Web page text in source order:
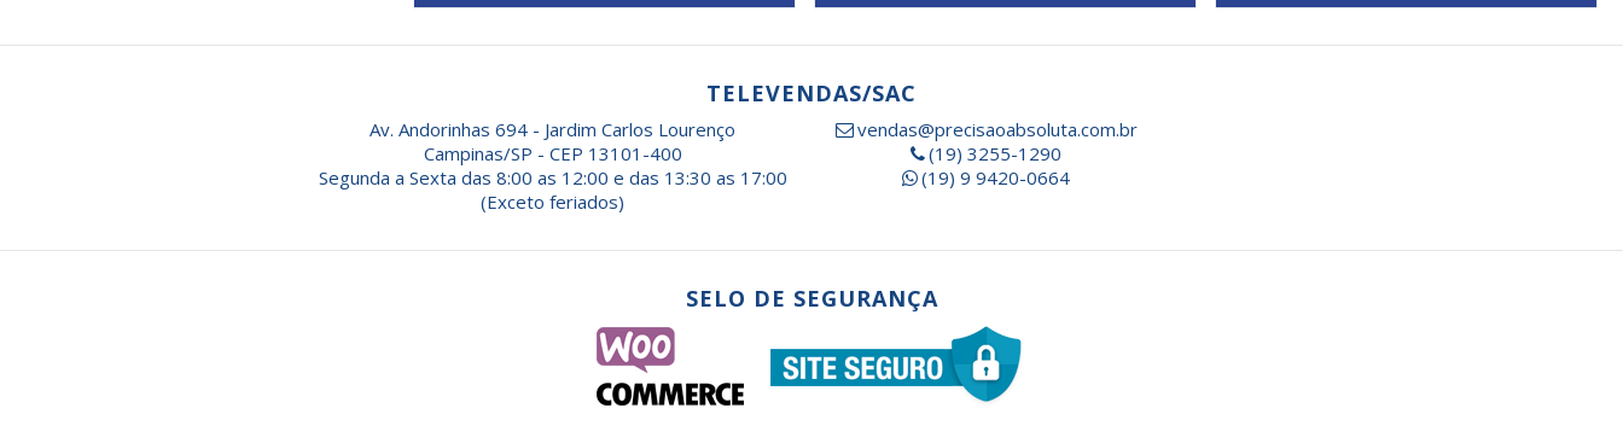
TELEVENDAS/SAC
Av. Andorinhas 694 - Jardim Carlos Lourenço
Campinas/SP - CEP 13101-400
Segunda a Sexta das 8:00 as 12:00 e das 13:30 as 17:00
(Exceto feriados)
vendas@precisaoabsoluta.com.br
(19) 3255-1290
(19) 9 9420-0664
SELO DE SEGURANÇA